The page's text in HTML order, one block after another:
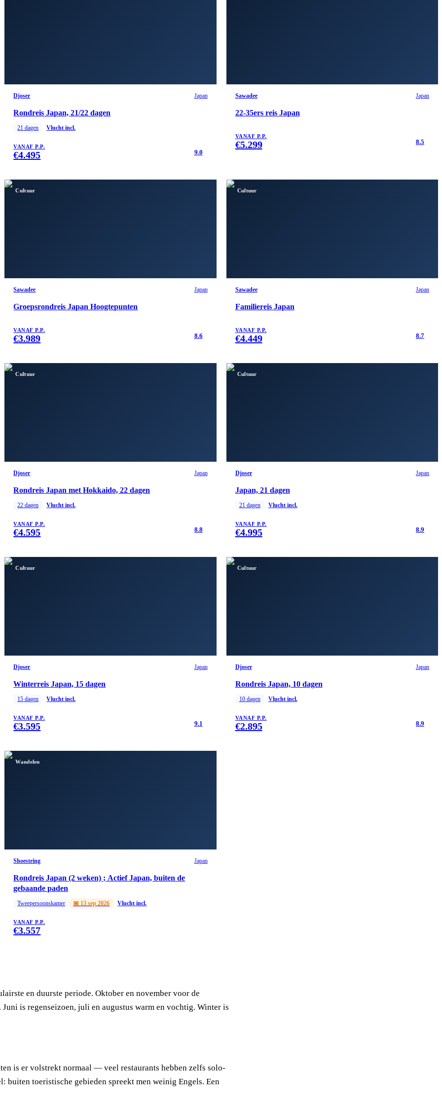
Djoser Japan
Rondreis Japan, 21/22 dagen
21 dagen Vlucht incl.
VANAF P.P.
€4.495 9.0
Sawadee Japan
22-35ers reis Japan
VANAF P.P.
€5.299 8.5
Cultuur
Sawadee Japan
Groepsrondreis Japan Hoogtepunten
VANAF P.P.
€3.989 8.6
Cultuur
Sawadee Japan
Familiereis Japan
VANAF P.P.
€4.449 8.7
Cultuur
Djoser Japan
Rondreis Japan met Hokkaido, 22 dagen
22 dagen Vlucht incl.
VANAF P.P.
€4.595 8.8
Cultuur
Djoser Japan
Japan, 21 dagen
21dagen Vlucht incl.
VANAF P.P.
€4.995 8.9
Cultuur
Djoser Japan
Winterreis Japan, 15 dagen
15 dagen Vlucht incl.
VANAF P.P.
€3.595 9.1
Cultuur
Djoser Japan
Rondreis Japan, 10 dagen
10dagen Vlucht incl.
VANAF P.P.
€2.895 8.9
Wandelen
Shoestring Japan
Rondreis Japan (2 weken) ; Actief Japan, buiten de
gebaande paden
Tweepersoonskamer 📅 13 sep 2026 Vlucht incl.
VANAF P.P.
€3.557
en duurste periode. Oktober en november voor de
is regenseizoen, juli en augustus warm en vochtig. Winter is
is er volstrekt normaal — veel restaurants hebben zelfs solo-
buiten toeristische gebieden spreekt men weinig Engels. Een